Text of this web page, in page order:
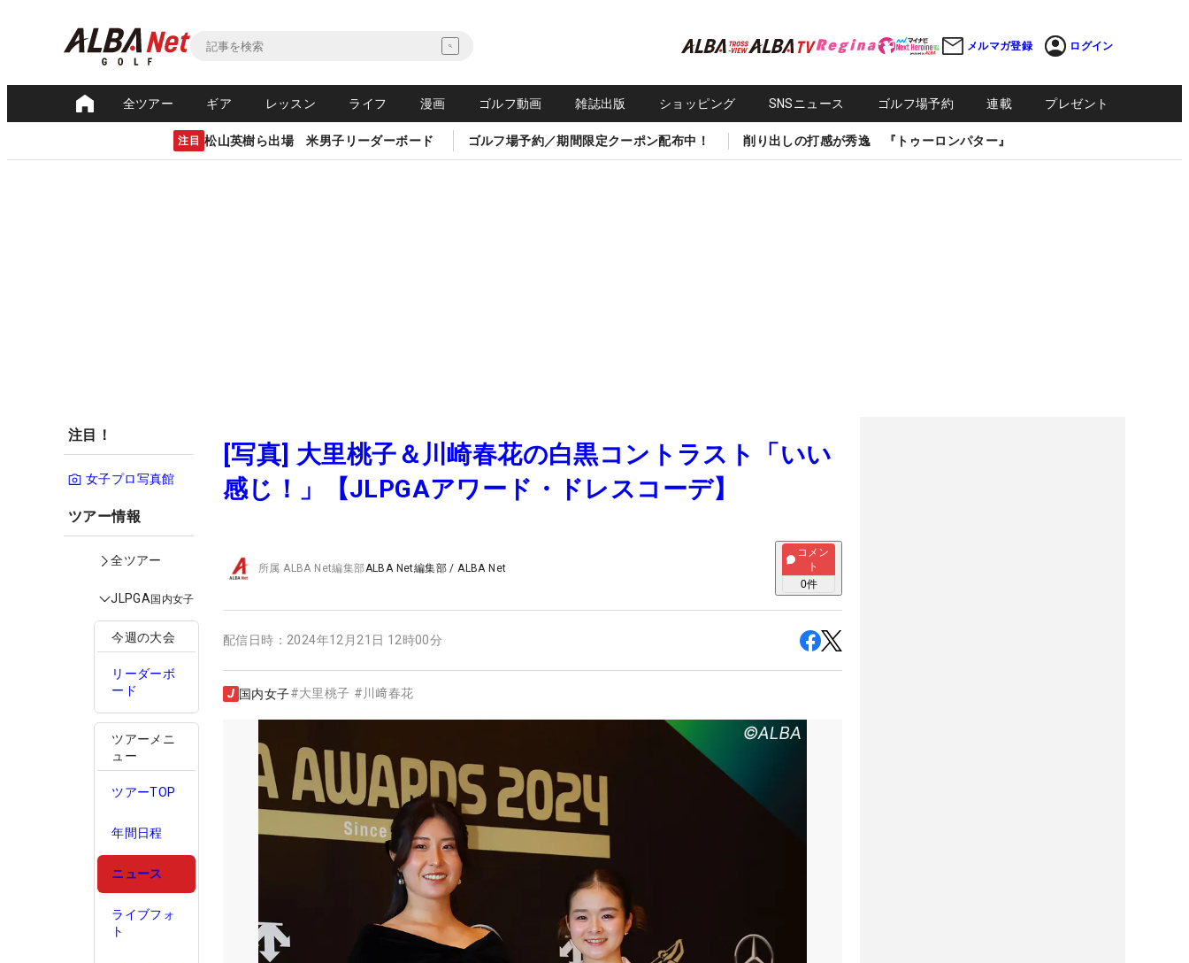
メルマガ登録 ログイン
全ツアー ギア レッスン ライフ 漫画 ゴルフ動画 雑誌出版 ショッピング SNSニュース ゴルフ場予約 連載 プレゼント
注目 松山英樹ら出場 米男子リーダーボード ゴルフ場予約／期間限定クーポン配布中！ 削り出しの打感が秀逸 『トゥーロンパター』
注目！
女子プロ写真館
ツアー情報
全ツアー
JLPGA国内女子
今週の大会
リーダーボ
ード
ツアーメニ
ュー
ツアーTOP
年間日程
ニュース
ライブフォ
ト
[写真] 大里桃子＆川崎春花の白黒コントラスト「いい
感じ！」【JLPGAアワード・ドレスコーデ】
所属ALBA Net編集部ALBA Net編集部 /ALBA Net
コメン
ト
0件
配信日時： 2024年12月21日 12時00分
国内女子#大里桃子 #川﨑春花